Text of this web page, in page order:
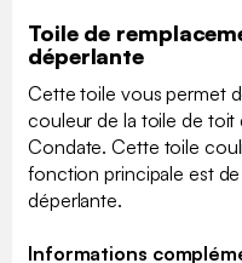
Toile de
déperlante
Cette toile vous permet
couleur de la toile de
Condate. Cette toile
fonction principale est
déperlante.
Informations